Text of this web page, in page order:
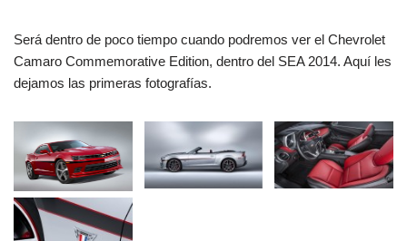
Será dentro de poco tiempo cuando podremos ver el Chevrolet
Camaro Commemorative Edition, dentro del SEA 2014. Aquí les
dejamos las primeras fotografías.